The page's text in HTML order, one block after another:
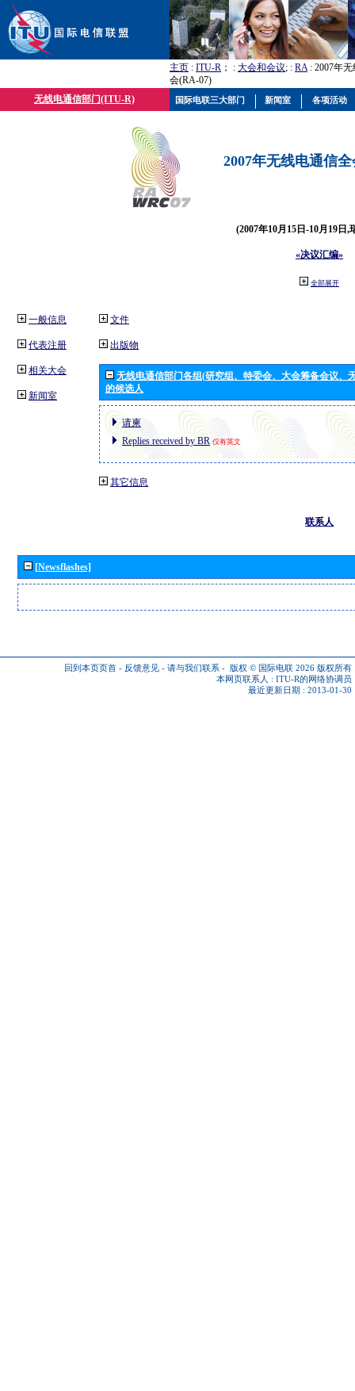
主页 : ITU-R ； : 大会和会议; : RA: 2007年
会(RA-07)
无线电通信部门(ITU-R)
2007年无线电通信
(2007年10月15日-10月19日,
«决议汇编»
全部展开
一般信息
代表注册
相关大会
新闻室
文件
出版物
无线电通信部门各组(研究组、特委会、大会筹备会议、
的候选人
请柬
Replies received by BR 仅有英文
其它信息
联系人
[Newsflashes]
回到本页页首 - 反馈意见 - 请与我们联系 - 版权 © 国际电联 2026 版权所有
本网页联系人 : ITU-R的网络协调员
最近更新日期 : 2013-01-30
国际电联三大部门 新闻室 各项活动